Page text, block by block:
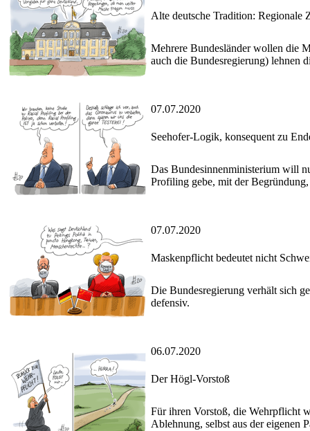
Alte deutsche Tradition: Regionale
Mehrere Bundesländer wollen die
auch die Bundesregierung) lehnen
07.07.2020
Seehofer-Logik, konsequent zu
Das Bundesinnenministerium will
Profiling gebe, mit der
07.07.2020
Maskenpflicht bedeutet nicht
Die Bundesregierung verhält sich
defensiv.
06.07.2020
Der Högl-Vorstoß
Für ihren Vorstoß, die Wehrpflicht
Ablehnung, selbst aus der eigenen